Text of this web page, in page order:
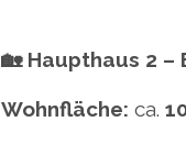
🏡 Haupthaus 2
Wohnfläche: ca.